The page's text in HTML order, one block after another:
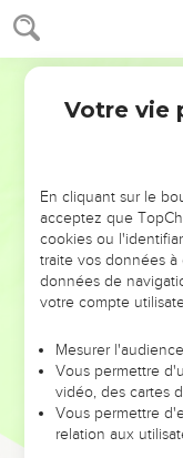
NE
ET SI LEURS
leur foi ou leur
et les saisons
sont
Dans cette
Votre vie
En cliquant sur le
acceptez que
cookies ou
traite vos données à
données de
votre compte
Mesurer
Vous permettre
vidéo, des cartes
Vous permettre
relation aux